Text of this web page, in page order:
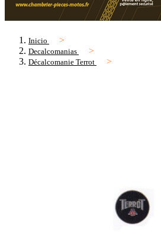
Inicio
Decalcomanias
Décalcomanie Terrot